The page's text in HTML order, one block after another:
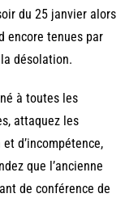
du 25 janvier alors
encore tenues par
désolation.
à toutes les
attaquez les
d’incompétence,
que l’ancienne
de conférence de